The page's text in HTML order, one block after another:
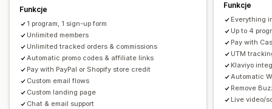
Śledzenie w czasie rzeczywistym
Doświadczenia związane z programem afiliacyjnym
Niestandardowe pulpity Tworzenie stron
Niestandardowa rejestracja Portal marki
Niestandardowe linki i rabaty
Niestandardowe formularze
Niestandardowy branding
Funkcje
1 program, 1 sign-up form
Unlimited members
Unlimited tracked orders & commissions
Automatic promo codes & affiliate links
Pay with PayPal or Shopify store credit
Custom email flows
Custom landing page
Chat & email support
Funkcje
Everything
Up to 4
Pay with
UTM
Klaviyo
Automatic
Remove
Live video/